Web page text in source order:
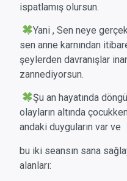
ispatlamış olursun.
Yani , Sen neye
sen anne karnından
şeylerden davranışlar
zannediyorsun.
Şu an hayatında
olayların altında
andaki duyguların var ve
bu iki seansın sana
alanları: